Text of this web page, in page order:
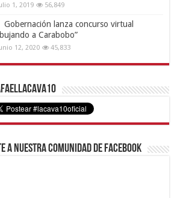
1, 2019 56,849
Gobernación lanza concurso virtual
a Carabobo”
12, 2020 45,833
a nuestra comunidad de Facebook